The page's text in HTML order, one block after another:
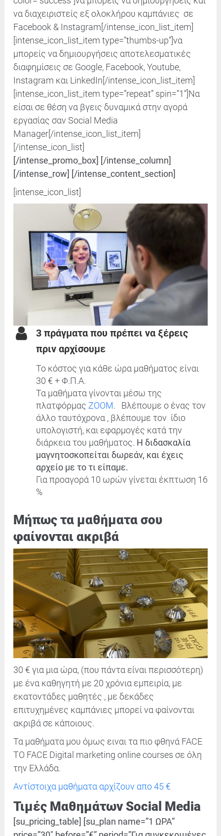
να διαχειριστείς εξ ολοκλήρου καμπάνιες σε
Facebook & Instagram[/intense_icon_list_item]
[intense_icon_list_item type=”thumbs-up”]να
μπορείς να δημιουργήσεις αποτελεσματικές
διαφημίσεις σε Google, Facebook, Youtube,
Instagram και LinkedIn[/intense_icon_list_item]
[intense_icon_list_item type=”repeat” spin=”1“]Nα
είσαι σε θέση να βγεις δυναμικά στην αγορά
εργασίας σαν Social Media
Manager[/intense_icon_list_item]
[/intense_icon_list]
[/intense_promo_box] [/intense_column]
[/intense_row] [/intense_content_section]
[intense_icon_list]
3 πράγματα που πρέπει να ξέρεις
πριν αρχίσουμε
Το κόστος για κάθε ώρα μαθήματος είναι
30 € + Φ.Π.Α.
Τα μαθήματα γίνονται μέσω της
πλατφόρμας ZOOM. Βλέπουμε ο ένας τον
άλλο ταυτόχρονα , βλέπουμε τον ίδιο
υπολογιστή, και εφαρμογές κατά την
διάρκεια του μαθήματος. Η διδασκαλία
μαγνητοσκοπείται δωρεάν, και έχεις
αρχείο με το τι είπαμε.
Για προαγορά 10 ωρών γίνεται έκπτωση 16
%
Mήπως τα μαθήματα σου
φαίνονται ακριβά
30 € για μια ώρα, (που πάντα είναι περισσότερη)
με ένα καθηγητή με 20 χρόνια εμπειρία, με
εκατοντάδες μαθητές , με δεκάδες
επιτυχημένες καμπάνιες μπορεί να φαίνονται
ακριβά σε κάποιους.
Τα μαθήματα μου όμως ειναι τα πιο φθηνά FACE
TO FACE Digital marketing online courses σε όλη
την Ελλάδα.
Αντίστοιχα μαθήματα αρχίζουν απο 45 €
Τιμές Μαθημάτων Social Media
[su_pricing_table] [su_plan name=”1 ΩΡΑ”